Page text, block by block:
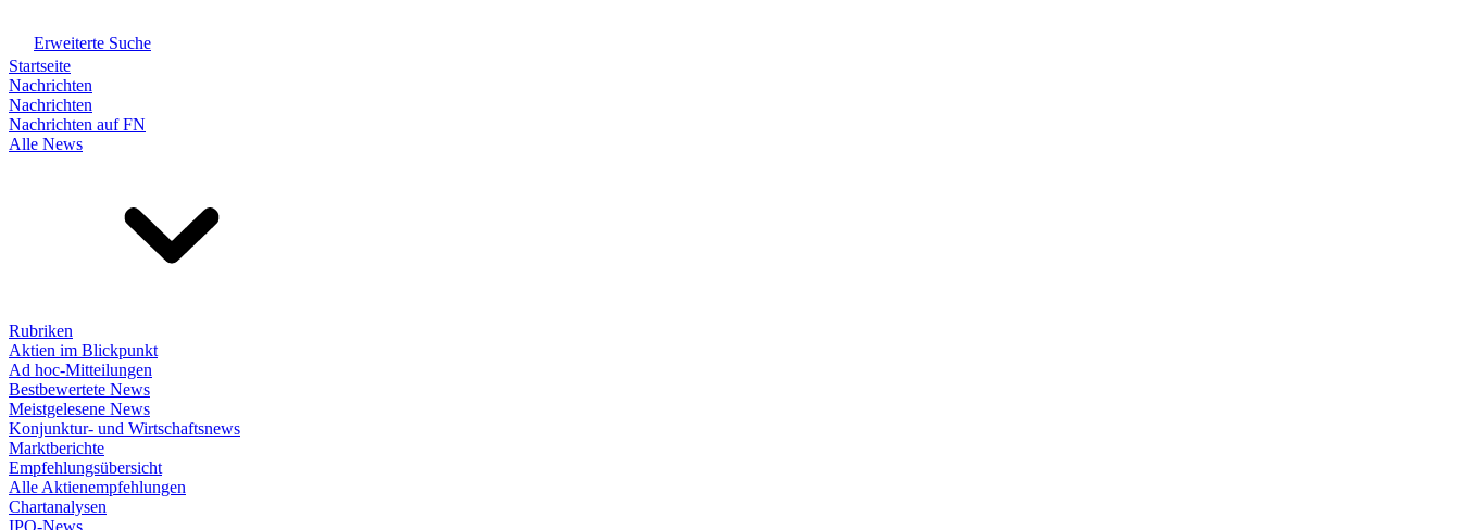
Erweiterte Suche
Startseite
Nachrichten
Nachrichten
Nachrichten auf FN
Alle News
Rubriken
Aktien im Blickpunkt
Ad hoc-Mitteilungen
Bestbewertete News
Meistgelesene News
Konjunktur- und Wirtschaftsnews
Marktberichte
Empfehlungsübersicht
Alle Aktienempfehlungen
Chartanalysen
IPO-News